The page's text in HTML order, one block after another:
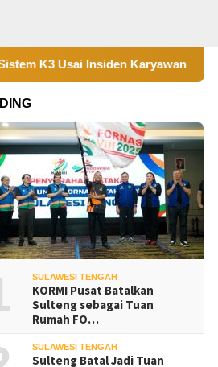
Insiden Karyawan di Area Operasional
SULAWESI TENGAH
KORMI Pusat Batalkan
Sulteng sebagai Tuan
Rumah FO…
SULAWESI TENGAH
Sulteng Batal Jadi Tuan